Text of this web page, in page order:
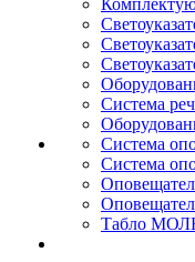
Система
Система
Система
Табло